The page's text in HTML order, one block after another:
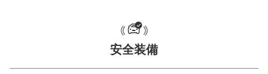
安全装備